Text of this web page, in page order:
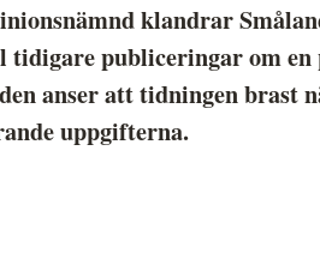
är MO
till det medieetiska systemet?
klandrar
publiceringar om en
anser att tidningen
uppgifterna.